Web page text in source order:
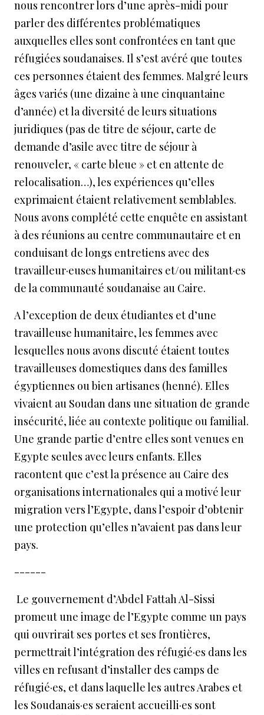
nous rencontrer lors d’une après-midi pour
parler des différentes problématiques
auxquelles elles sont confrontées en tant que
réfugiées soudanaises. Il s’est avéré que toutes
ces personnes étaient des femmes. Malgré leurs
âges variés (une dizaine à une cinquantaine
d’année) et la diversité de leurs situations
juridiques (pas de titre de séjour, carte de
demande d’asile avec titre de séjour à
renouveler, « carte bleue » et en attente de
relocalisation…), les expériences qu’elles
exprimaient étaient relativement semblables.
Nous avons complété cette enquête en assistant
à des réunions au centre communautaire et en
conduisant de longs entretiens avec des
travailleur·euses humanitaires et/ou militant·es
de la communauté soudanaise au Caire.
A l’exception de deux étudiantes et d’une
travailleuse humanitaire, les femmes avec
lesquelles nous avons discuté étaient toutes
travailleuses domestiques dans des familles
égyptiennes ou bien artisanes (henné). Elles
vivaient au Soudan dans une situation de grande
insécurité, liée au contexte politique ou familial.
Une grande partie d’entre elles sont venues en
Egypte seules avec leurs enfants. Elles
racontent que c’est la présence au Caire des
organisations internationales qui a motivé leur
migration vers l’Egypte, dans l’espoir d’obtenir
une protection qu’elles n’avaient pas dans leur
pays.
------
Le gouvernement d’Abdel Fattah Al-Sissi
promeut une image de l’Egypte comme un pays
qui ouvrirait ses portes et ses frontières,
permettrait l’intégration des réfugié·es dans les
villes en refusant d’installer des camps de
réfugié·es, et dans laquelle les autres Arabes et
les Soudanais·es seraient accueilli·es sont